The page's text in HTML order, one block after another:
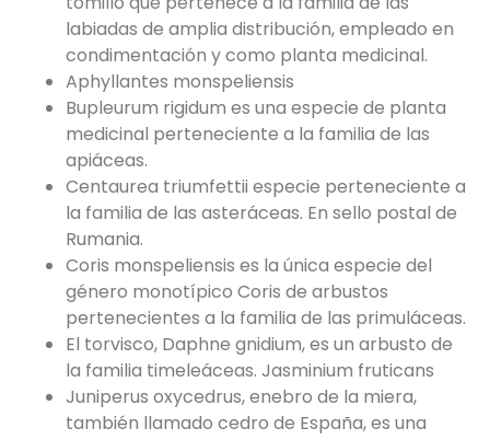
labiadas de amplia distribución, empleado en
condimentación y como planta medicinal.
Aphyllantes monspeliensis
Bupleurum rigidum es una especie de planta
medicinal perteneciente a la familia de las
apiáceas.
Centaurea triumfettii especie perteneciente a
la familia de las asteráceas. En sello postal de
Rumania.
Coris monspeliensis es la única especie del
género monotípico Coris de arbustos
pertenecientes a la familia de las primuláceas.
El torvisco, Daphne gnidium, es un arbusto de
la familia timeleáceas. Jasminium fruticans
Juniperus oxycedrus, enebro de la miera,
también llamado cedro de España, es una